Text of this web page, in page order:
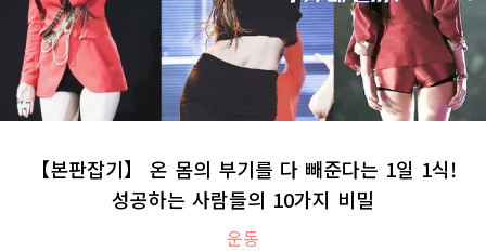
【본판잡기】 온 몸의 부기를 다 빼준다는 1일 1식!
성공하는 사람들의 10가지 비밀
운동